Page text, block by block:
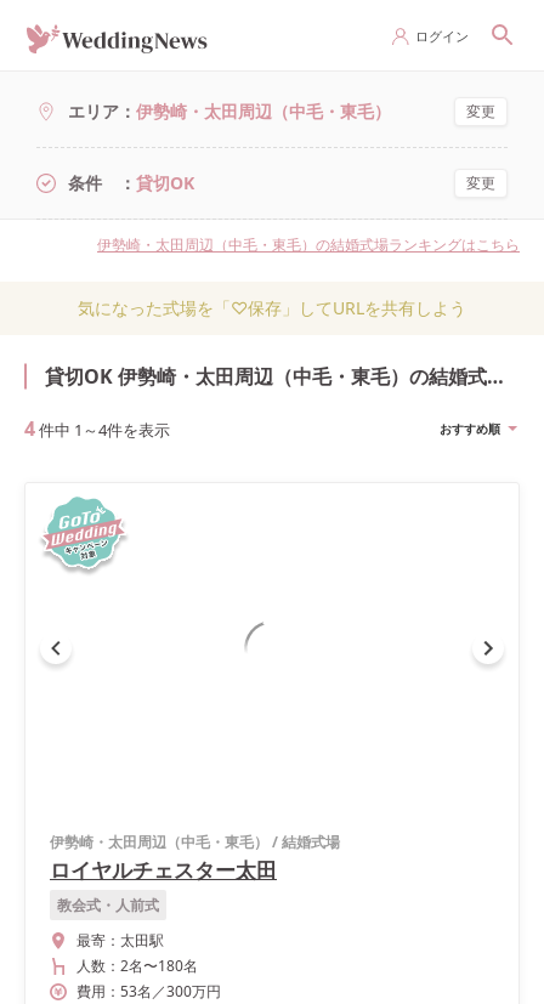
ログイン
エリア 伊勢崎・太田周辺（中毛・東毛） 変更
条件 貸切OK 変更
伊勢崎・太田周辺（中毛・東毛）の結婚式場ランキングはこちら
気になった式場を「♡保存」してURLを共有しよう
貸切OK 伊勢崎・太田周辺（中毛・東毛）の結婚式・結婚式場
4件中 1 ～4件を表示 おすすめ順
伊勢崎・太田周辺（中毛・東毛） /結婚式場
ロイヤルチェスター太田
教会式・人前式
最寄： 太田駅
人数： 2名〜180名
費用： 53名 ／300万円